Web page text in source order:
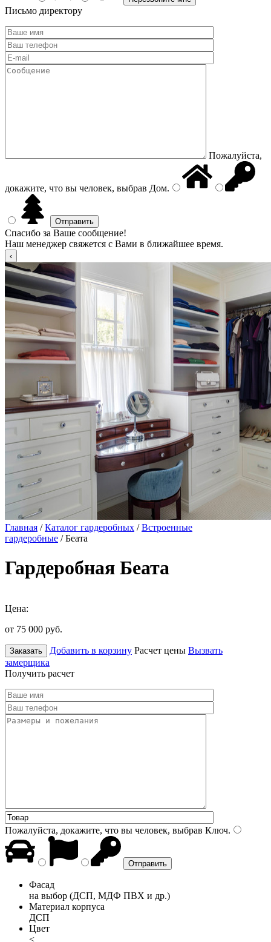
Письмо директору
Пожалуйста,
докажите, что вы человек, выбрав Дом.
Спасибо за Ваше сообщение!
Наш менеджер свяжется с Вами в ближайшее время.
Главная /Каталог гардеробных /Встроенные
гардеробные / Беата
Гардеробная Беата
Цена:
от 75 000 руб.
Заказать Добавить в корзину Расчет цены Вызвать
замерщика
Получить расчет
Пожалуйста, докажите, что вы человек, выбрав Ключ.
Фасад
на выбор (ДСП, МДФ ПВХ и др.)
Материал корпуса
ДСП
Цвет
<